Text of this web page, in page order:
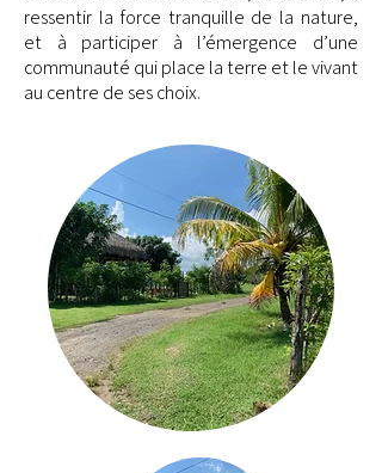
ressentir la force tranquille de la nature,
et à participer à l’émergence d’une
communauté qui place la terre et le vivant
au centre de ses choix.